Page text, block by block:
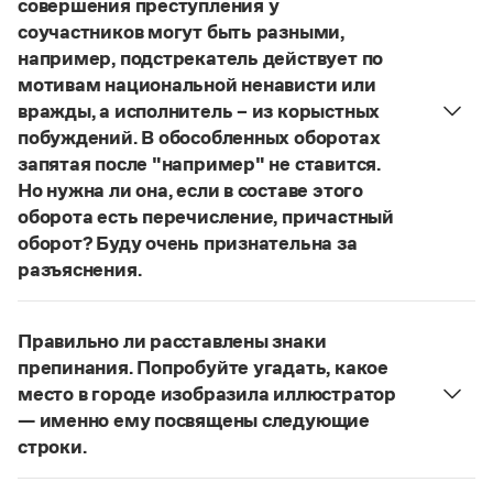
Словари русского языка как государственного
Справочники
Правила русской орфографии и пунктуации
Русский язык. Краткий теоретический курс
для школьников
Письмовник
Справочник по пунктуации
Справочник по фразеологии
Азбучные истины
Все справочники портала
Новости и события
Управление в русском языке
Словарь русских имён
Словарь методических терминов
Правила русской орфографии и пунктуации
(1956)
совершения преступления у
соучастников могут быть разными,
например, подстрекатель действует по
мотивам национальной ненависти или
вражды, а исполнитель – из корыстных
побуждений. В обособленных оборотах
запятая после "например" не ставится.
Но нужна ли она, если в составе этого
оборота есть перечисление, причастный
оборот? Буду очень признательна за
разъяснения.
В § 94«Правил русской орфографии и пунктуации»
слова и сочетания слов, стоящие на границе
частей сложного предложения и относящиеся к
следующему за ними предложению,
не отделяются от него запятой:Послышался
резкий стук, должно быть сорвалась ставня
По этому правилу запятая посленапример
Правильно ли расставлены знаки
препинания. Попробуйте угадать, какое
место в городе изобразила иллюстратор
— именно ему посвящены следующие
строки.
Нужно закрыть запятой придаточную часть: